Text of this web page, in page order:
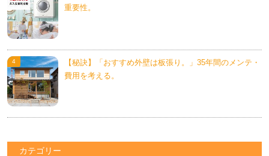
重要性。
【秘訣】「おすすめ外壁は板張り。」35年間のメンテ・
費用を考える。
カテゴリー